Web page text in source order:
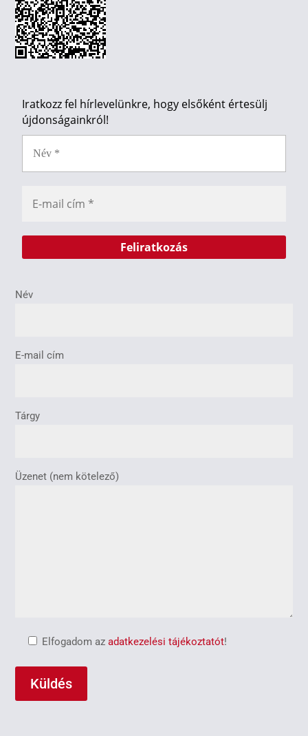
Iratkozz fel hírlevelünkre, hogy elsőként értesülj
újdonságainkról!
Név
E-mail cím
Tárgy
Üzenet (nem kötelező)
Elfogadom azadatkezelési tájékoztatót!